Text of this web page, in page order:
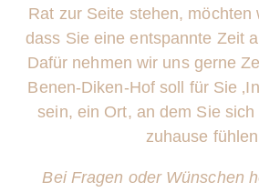
Rat zur Seite stehen, möchten
dass Sie eine entspannte Zeit
Dafür nehmen wir uns gerne
Benen-Diken-Hof soll für Sie
sein, ein Ort, an dem Sie
zuhause
Bei Fragen oder Wünschen